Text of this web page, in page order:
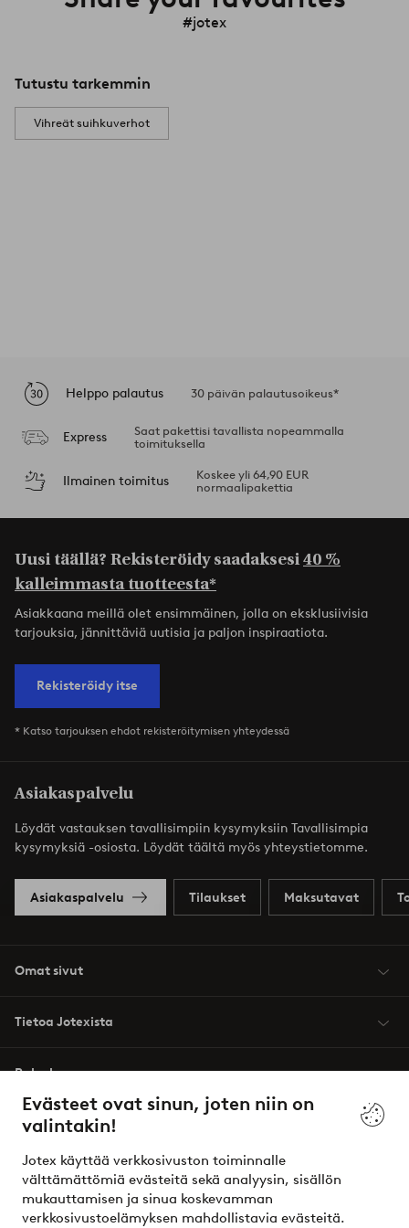
Evästeet ovat sinun, joten niin on
valintakin!
Jotex käyttää verkkosivuston toiminnalle
välttämättömiä evästeitä sekä analyysin, sisällön
mukauttamisen ja sinua koskevamman
verkkosivustoelämyksen mahdollistavia evästeitä.
#jotex
Tutustu tarkemmin
Vihreät suihkuverhot
Helppo palautus 30 päivän palautusoikeus*
Express
Saat pakettisi tavallista nopeammalla
toimituksella
Ilmainen toimitus
Koskee yli 64,90 EUR
normaalipakettia
Uusi täällä? Rekisteröidy saadaksesi40 %
kalleimmasta tuotteesta*
Asiakkaana meillä olet ensimmäinen, jolla on eksklusiivisia
tarjouksia, jännittäviä uutisia ja paljon inspiraatiota.
Rekisteröidy itse
* Katso tarjouksen ehdot rekisteröitymisen yhteydessä
Asiakaspalvelu
Löydät vastauksen tavallisimpiin kysymyksiin Tavallisimpia
kysymyksiä -osiosta. Löydät täältä myös yhteystietomme.
Asiakaspalvelu Tilaukset Maksutavat
Omat sivut
Tietoa Jotexista
Palvelumme
Ehdot
Ystävät